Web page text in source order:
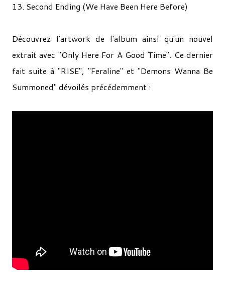
13. Second Ending (We Have Been Here Before)
Découvrez l'artwork de l'album ainsi qu'un nouvel
extrait avec "Only Here For A Good Time". Ce dernier
fait suite à "RISE", "Feraline" et "Demons Wanna Be
Summoned" dévoilés précédemment :